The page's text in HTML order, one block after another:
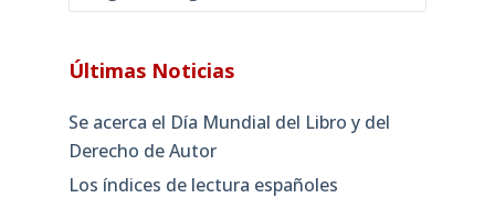
Últimas Noticias
Se acerca el Día Mundial del Libro y del
Derecho de Autor
Los índices de lectura españoles